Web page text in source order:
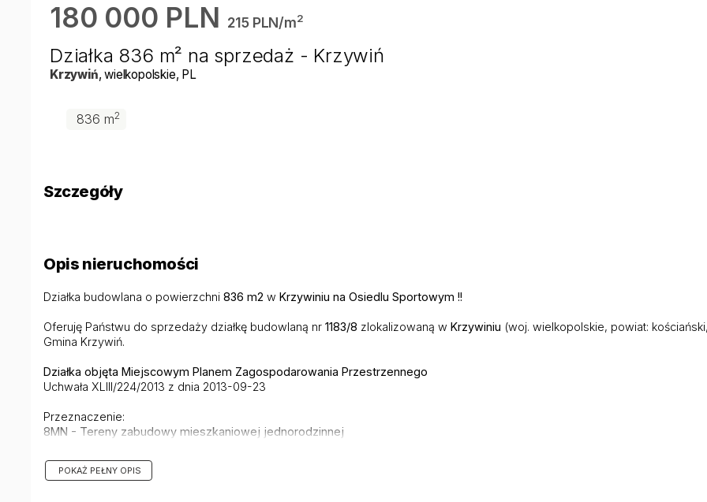
180 000 PLN 215 PLN/m2
Działka 836 m² na sprzedaż - Krzywiń
Krzywiń, wielkopolskie, PL
836 m2
Szczegóły
Opis nieruchomości
Działka budowlana o powierzchni 836 m2 w Krzywiniu na Osiedlu Sportowym !!
Oferuję Państwu do sprzedaży działkę budowlaną nr 1183/8 zlokalizowaną w Krzywiniu (woj. wielkopolskie, powiat:
Gmina Krzywiń.
Działka objęta Miejscowym Planem Zagospodarowania Przestrzennego
Uchwała XLIII/224/2013 z dnia 2013-09-23
Przeznaczenie:
8MN - Tereny zabudowy mieszkaniowej jednorodzinnej
Działka narożnikowa
POKAŻ PEŁNY OPIS